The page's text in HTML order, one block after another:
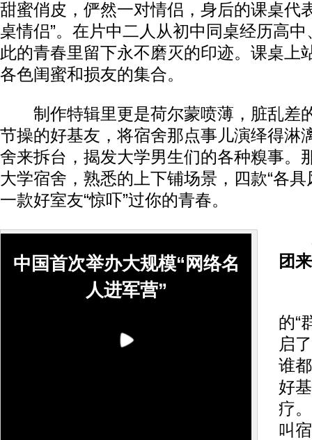
甜蜜俏皮，俨然一对情侣，身后的课桌代
桌情侣”。在片中二人从初中同桌经历高
此的青春里留下永不磨灭的印迹。课桌上
各色闺蜜和损友的集合。
制作特辑里更是荷尔蒙喷薄，脏乱差
节操的好基友，将宿舍那点事儿演绎得淋
舍来拆台，揭发大学男生们的各种糗事。
大学宿舍，熟悉的上下铺场景，四款“各具
一款好室友“惊吓”过你的青春。
中国首次举办大规模“网络名
人进军营”
团
的“
启
谁
好
疗
叫